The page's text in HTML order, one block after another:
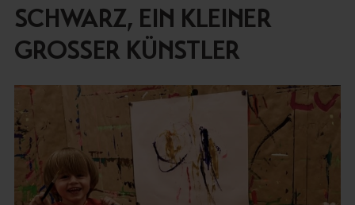
WOHNEN
FAMILY TIME
MOUNTAIN SPA
KULINARIK
REITERHOF
SCHWARZ, EIN KLEINER
GROSSER KÜNSTLER